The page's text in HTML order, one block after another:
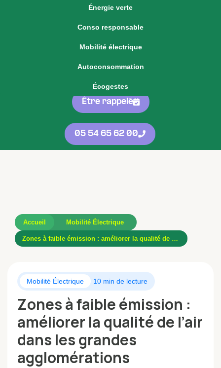
Énergie verte
Conso responsable
Mobilité électrique
Autoconsommation
Écogestes
Voir notre offre d'énergie fixe
05 54 65 62 00
Être rappelé
05 54 65 62 00
Accueil Mobilité Électrique
Zones à faible émission : améliorer la qualité de l’air dans les grandes agglomérations
Mobilité Électrique 10 min de lecture
Zones à faible émission :
améliorer la qualité de l’air
dans les grandes
agglomérations